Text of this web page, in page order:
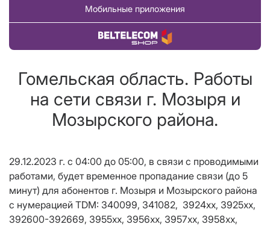
Мобильные приложения
Купить товар
Гомельская область. Работы
на сети связи г. Мозыря и
Мозырского района.
29.12.2023 г. с 04:00 до 05:00, в связи с проводимыми
работами, будет временное пропадание связи (до 5
минут) для абонентов г. Мозыря и Мозырского района
с нумерацией TDM: 340099, 341082, 3924хх, 3925xx,
392600-392669, 3955хх, 3956хх, 3957хх, 3958хх,